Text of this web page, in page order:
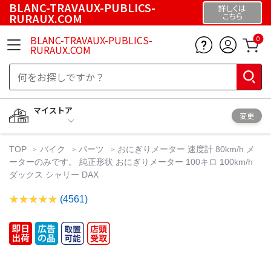
BLANC-TRAVAUX-PUBLICS-
RURAUX.COM
詳しくは
こちら
BLANC-TRAVAUX-PUBLICS-
RURAUX.COM
0
マイストア
変更
TOP バイク パーツ
おにぎりメーター 速度計 80km/h メ
ーターのみです。 純正形状 おにぎりメーター 100キロ 100km/h
ダックス シャリー DAX
(4561)